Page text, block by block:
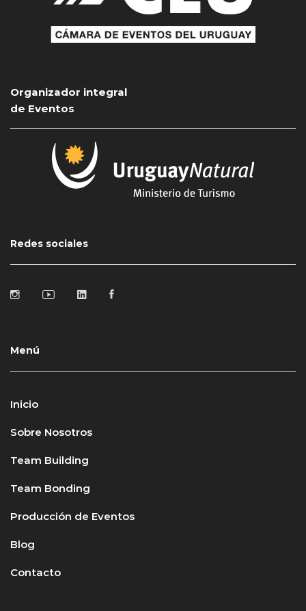
Organizador integral
de Eventos
Redes sociales
Menú
Inicio
Sobre Nosotros
Team Building
Team Bonding
Producción de Eventos
Blog
Contacto